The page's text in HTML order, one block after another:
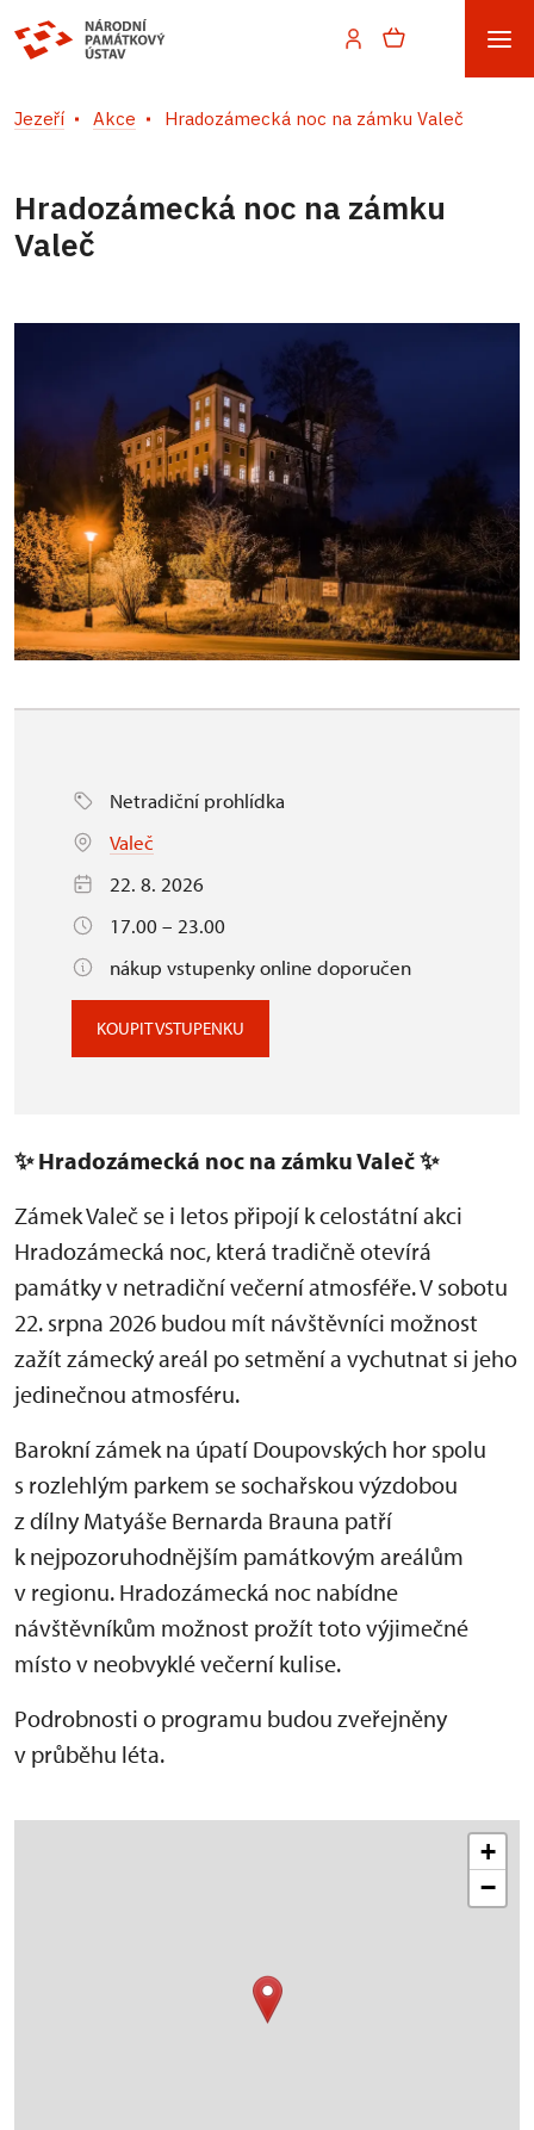
Jezeří Akce Hradozámecká noc na zámku Valeč
Hradozámecká noc na zámku
Valeč
Netradiční prohlídka
Valeč
22. 8. 2026
17.00 – 23.00
nákup vstupenky online doporučen
KOUPIT VSTUPENKU
✨Hradozámecká noc na zámku Valeč✨
Zámek Valeč se i letos připojí k celostátní akci
Hradozámecká noc, která tradičně otevírá
památky v netradiční večerní atmosféře. V sobotu
22. srpna 2026 budou mít návštěvníci možnost
zažít zámecký areál po setmění a vychutnat si jeho
jedinečnou atmosféru.
Barokní zámek na úpatí Doupovských hor spolu
s rozlehlým parkem se sochařskou výzdobou
z dílny Matyáše Bernarda Brauna patří
k nejpozoruhodnějším památkovým areálům
v regionu. Hradozámecká noc nabídne
návštěvníkům možnost prožít toto výjimečné
místo v neobvyklé večerní kulise.
Podrobnosti o programu budou zveřejněny
v průběhu léta.
+
−